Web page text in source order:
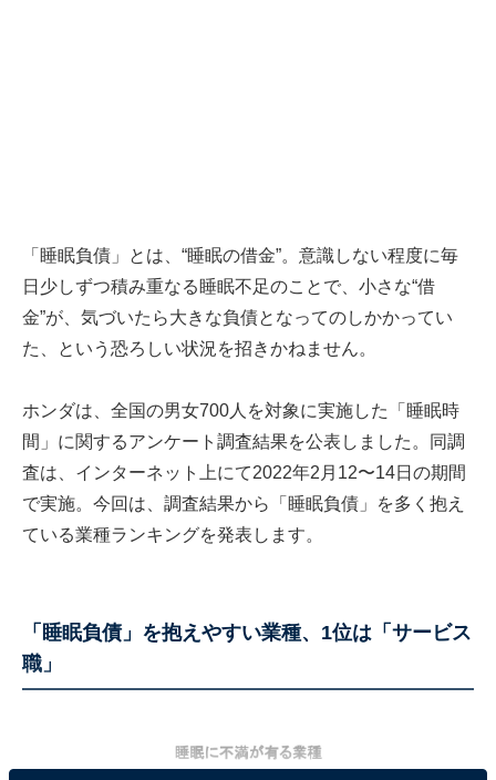
「睡眠負債」とは、“睡眠の借金”。意識しない程度に毎
日少しずつ積み重なる睡眠不足のことで、小さな“借
金”が、気づいたら大きな負債となってのしかかってい
た、という恐ろしい状況を招きかねません。
ホンダは、全国の男女700人を対象に実施した「睡眠時
間」に関するアンケート調査結果を公表しました。同調
査は、インターネット上にて2022年2月12〜14日の期間
で実施。今回は、調査結果から「睡眠負債」を多く抱え
ている業種ランキングを発表します。
「睡眠負債」を抱えやすい業種、1位は「サービス
職」